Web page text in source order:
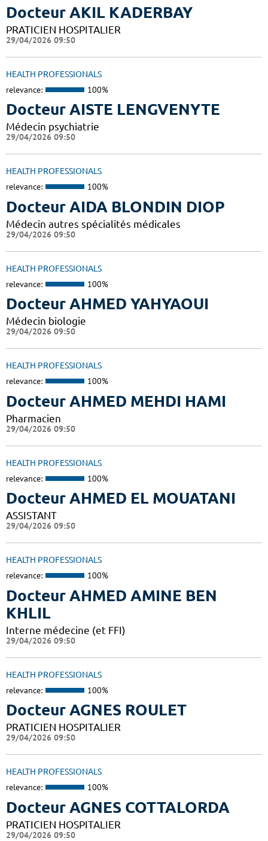
Docteur AKIL KADERBAY
PRATICIEN HOSPITALIER
29/04/2026 09:50
HEALTH PROFESSIONALS
relevance: 100%
Docteur AISTE LENGVENYTE
Médecin psychiatrie
29/04/2026 09:50
HEALTH PROFESSIONALS
relevance: 100%
Docteur AIDA BLONDIN DIOP
Médecin autres spécialités médicales
29/04/2026 09:50
HEALTH PROFESSIONALS
relevance: 100%
Docteur AHMED YAHYAOUI
Médecin biologie
29/04/2026 09:50
HEALTH PROFESSIONALS
relevance: 100%
Docteur AHMED MEHDI HAMI
Pharmacien
29/04/2026 09:50
HEALTH PROFESSIONALS
relevance: 100%
Docteur AHMED EL MOUATANI
ASSISTANT
29/04/2026 09:50
HEALTH PROFESSIONALS
relevance: 100%
Docteur AHMED AMINE BEN
KHLIL
Interne médecine (et FFI)
29/04/2026 09:50
HEALTH PROFESSIONALS
relevance: 100%
Docteur AGNES ROULET
PRATICIEN HOSPITALIER
29/04/2026 09:50
HEALTH PROFESSIONALS
relevance: 100%
Docteur AGNES COTTALORDA
PRATICIEN HOSPITALIER
29/04/2026 09:50